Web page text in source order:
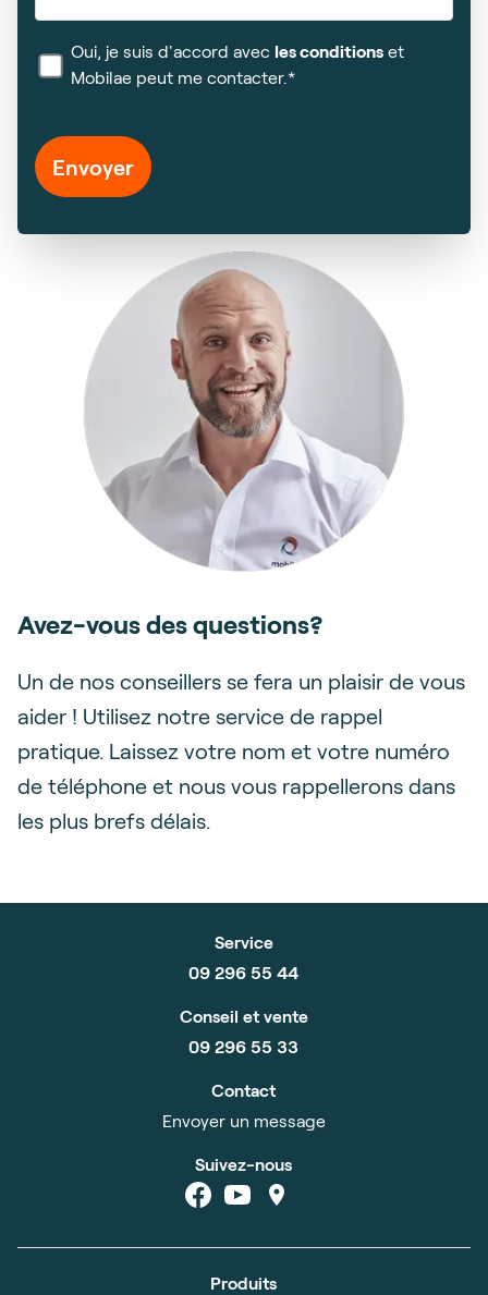
Avez-vous des questions?
Un de nos conseillers se fera un plaisir de vous
aider ! Utilisez notre service de rappel
pratique. Laissez votre nom et votre numéro
de téléphone et nous vous rappellerons dans
les plus brefs délais.
Oui, je suis d'accord avec les conditions et
Mobilae peut me contacter.*
Envoyer
Service
09 296 55 44
Conseil et vente
09 296 55 33
Contact
Envoyer un message
Suivez-nous
Produits